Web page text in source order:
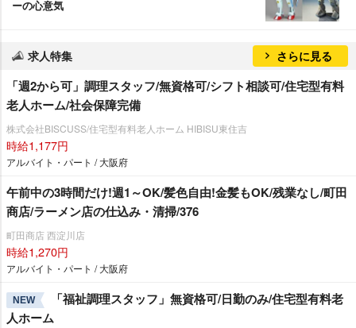
ーの心意気
求人特集 さらに見る
「週2から可」調理スタッフ/無資格可/シフト相談可/住宅型有料
老人ホーム/社会保障完備
株式会社BISCUSS/住宅型有料老人ホーム HIBISU東住吉
時給1,177円
アルバイト・パート / 大阪府
午前中の3時間だけ!週1～OK/髪色自由!金髪もOK/残業なし/町田
商店/ラーメン店の仕込み・清掃/376
町田商店 西淀川店
時給1,270円
アルバイト・パート / 大阪府
NEW
「福祉調理スタッフ」無資格可/日勤のみ/住宅型有料老
人ホーム